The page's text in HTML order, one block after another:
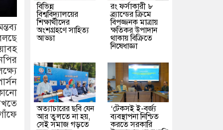
বিভিন্ন
বিশ্ববিদ্যালয়ের
শিক্ষার্থীদের
অংশগ্রহণে সাহিত্য
আড্ডা
রং ফর্সাকারী ৮
ব্র্যান্ডের ক্রিমে
বিপজ্জনক মাত্রায়
ক্ষতিকর উপাদান
থাকায় বিক্রিতে
নিষেধাজ্ঞা
অত্যাচারের ছবি যেন
আর তুলতে না হয়,
সেই সমাজ গড়তে
‘টেকসই ই-বর্জ্য
ব্যবস্থাপনা নিশ্চিত
করতে সরকারি